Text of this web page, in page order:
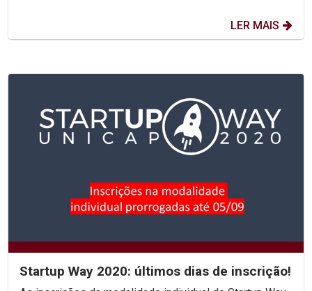
LER MAIS
Startup Way 2020: últimos dias de inscrição!